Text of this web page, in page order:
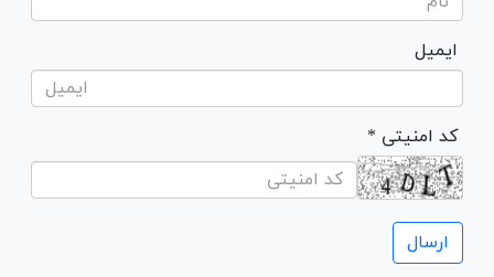
ایمیل
* کد امنیتی